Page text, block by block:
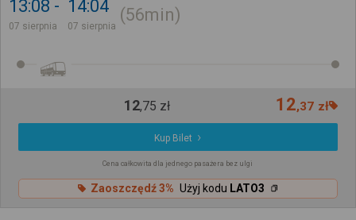
13:08
07 sierpnia
14:04
07 sierpnia
56min
12,75 zł 12,37 zł
Kup Bilet
Cena całkowita dla jednego pasażera bez ulgi
Zaoszczędź 3% Użyj kodu LATO3